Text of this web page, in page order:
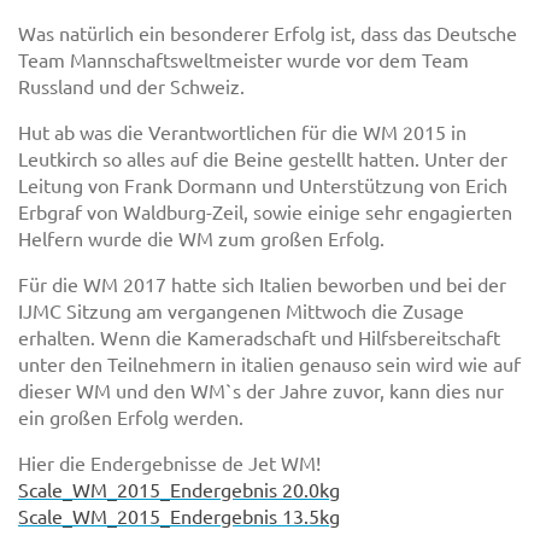
Was natürlich ein besonderer Erfolg ist, dass das Deutsche
Team Mannschaftsweltmeister wurde vor dem Team
Russland und der Schweiz.
Hut ab was die Verantwortlichen für die WM 2015 in
Leutkirch so alles auf die Beine gestellt hatten. Unter der
Leitung von Frank Dormann und Unterstützung von Erich
Erbgraf von Waldburg-Zeil, sowie einige sehr engagierten
Helfern wurde die WM zum großen Erfolg.
Für die WM 2017 hatte sich Italien beworben und bei der
IJMC Sitzung am vergangenen Mittwoch die Zusage
erhalten. Wenn die Kameradschaft und Hilfsbereitschaft
unter den Teilnehmern in italien genauso sein wird wie auf
dieser WM und den WM`s der Jahre zuvor, kann dies nur
ein großen Erfolg werden.
Hier die Endergebnisse de Jet WM!
Scale_WM_2015_Endergebnis 20.0kg
Scale_WM_2015_Endergebnis 13.5kg